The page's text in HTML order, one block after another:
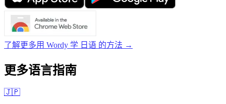
了解更多用 Wordy 学 日语 的方法 →
更多语言指南
🇯🇵